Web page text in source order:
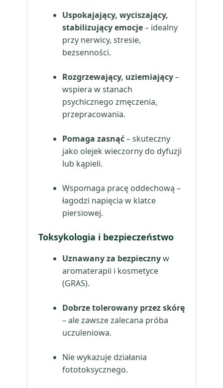
Uspokajający, wyciszający,
stabilizujący emocje– idealny
przy nerwicy, stresie,
bezsenności.
Rozgrzewający, uziemiający–
wspiera w stanach
psychicznego zmęczenia,
przepracowania.
Pomaga zasnąć– skuteczny
jako olejek wieczorny do dyfuzji
lub kąpieli.
Wspomaga pracę oddechową –
łagodzi napięcia w klatce
piersiowej.
Toksykologia i bezpieczeństwo
Uznawany za bezpiecznyw
aromaterapii i kosmetyce
(GRAS).
Dobrze tolerowany przez skórę
– ale zawsze zalecana próba
uczuleniowa.
Nie wykazuje działania
fototoksycznego.